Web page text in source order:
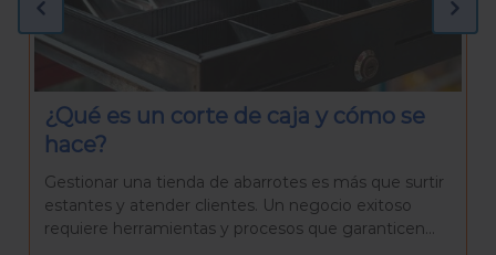
¿Qué necesitas para preparar una
Rosca de Reyes casera?
La Rosca de Reyes es mucho más que un pan
delicioso. Es una tradición que reúne a familiares y
amigos para celebrar el día de Reyes, una...